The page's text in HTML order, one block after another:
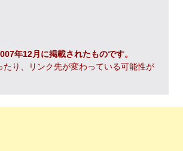
年12月に掲載されたものです。
たり、リンク先が変わっている可能性が